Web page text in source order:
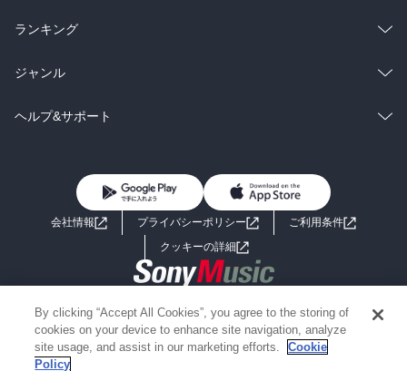
雑誌・グラビア
BL・TL
ラノベ
雑誌・グラビア
BL・TL
総合
ラノベ
雑誌・グラビア
ランキング
総合
ラノベ
ジャンル
コミック
ライトノベル 男子向けラノベ
小説
海外小説
ミステリー SF
歴史・時代小説
ヘルプ&サポート
よくあるご質問 お問い合わせ
会社情報 プライバシーポリシー
ご利用条件
クッキーの詳細
Copyright 2017 - 2026 Sony Music Entertainment(Japan) Inc.
Information on the site is for the Japan domestic market only
powered by
By clicking “Accept All Cookies”, you agree to the storing of
cookies on your device to enhance site navigation, analyze
site usage, and assist in our marketing efforts.
Cookie
Policy